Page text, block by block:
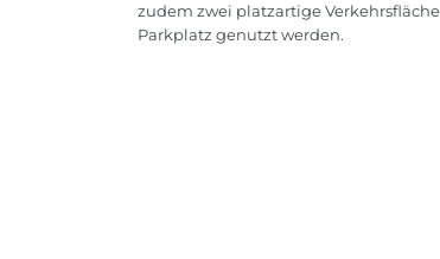
zudem zwei platzartige
Parkplatz genutzt werden.